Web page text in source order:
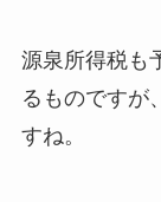
源泉所得税も
るものですが
すね。